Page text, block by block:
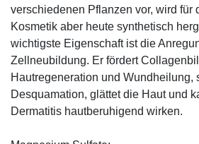
verschiedenen Pflanzen vor, wird für
Kosmetik aber heute synthetisch
wichtigste Eigenschaft ist die
Zellneubildung. Er fördert
Hautregeneration und Wundheilung,
Desquamation, glättet die Haut und
Dermatitis hautberuhigend wirken.